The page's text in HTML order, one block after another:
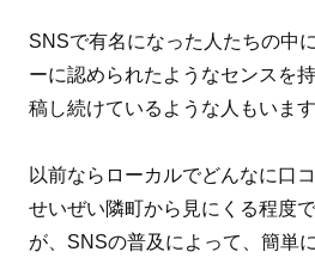
SNSで有名になった人たちの中
ーに認められたようなセンスを
稿し続けているような人もいます
以前ならローカルでどんなに口
せいぜい隣町から見にくる程度
が、SNSの普及によって、簡単